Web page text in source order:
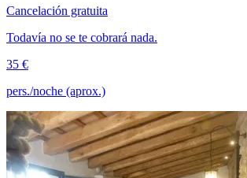
Cancelación gratuita
Todavía no se te cobrará nada.
35 €
pers./noche (aprox.)